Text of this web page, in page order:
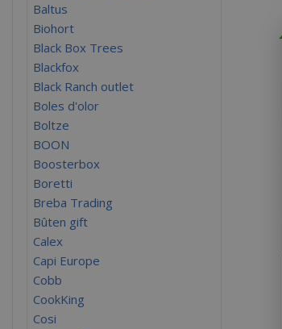
Baltus
Biohort
Black Box Trees
Blackfox
Black Ranch outlet
Boles d'olor
Boltze
BOON
Boosterbox
Boretti
Breba Trading
Bûten gift
Calex
Capi Europe
Cobb
CookKing
Cosi